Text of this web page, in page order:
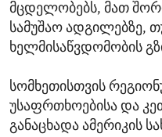
მცდელობებს, მათ
სამუშაო ადგილებზე,
ხელმისაწვდომობის
სომხეთისთვის
უსაფრთხოებისა და
განაცხადა ამერიკის